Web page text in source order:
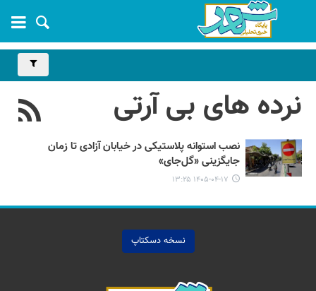
نرده های بی آرتی
نصب استوانه پلاستیکی در خیابان آزادی تا زمان
جایگزینی «گل‌جای»
۱۴۰۵-۰۴-۱۷ ۱۳:۲۵
نسخه دسکتاپ